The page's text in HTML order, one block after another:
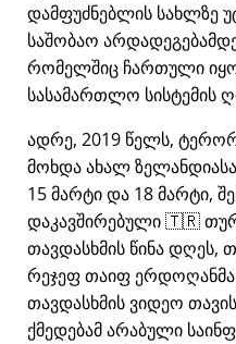
დამფუძნებლის სახლზე
საშობაო
რომელშიც ჩართული
სასამართლო სისტემის
ადრე, 2019 წელს,
მოხდა ახალ
15 მარტი და 18 მარტი,
დაკავშირებული 🇹🇷
თავდასხმის წინა დღეს,
რეჯეფ თაიფ ერდოღანმა
თავდასხმის ვიდეო
ქმედებამ არაბული